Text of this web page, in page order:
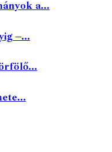
a...
–...